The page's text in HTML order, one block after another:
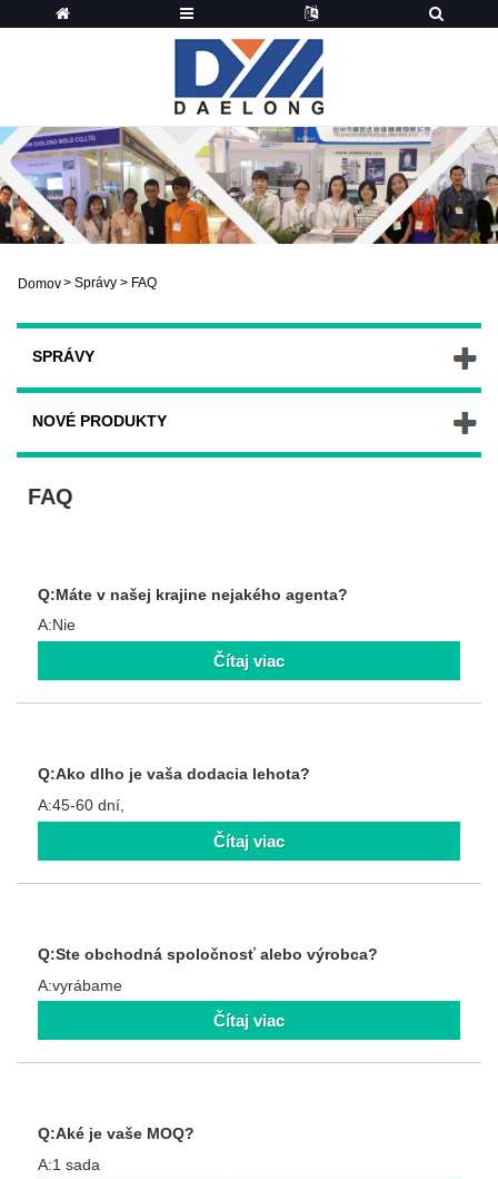
Domov> Správy > FAQ
SPRÁVY
NOVÉ PRODUKTY
FAQ
Q:Máte v našej krajine nejakého agenta?
A:Nie
Čítaj viac
Q:Ako dlho je vaša dodacia lehota?
A:45-60 dní,
Čítaj viac
Q:Ste obchodná spoločnosť alebo výrobca?
A:vyrábame
Čítaj viac
Q:Aké je vaše MOQ?
A:1 sada